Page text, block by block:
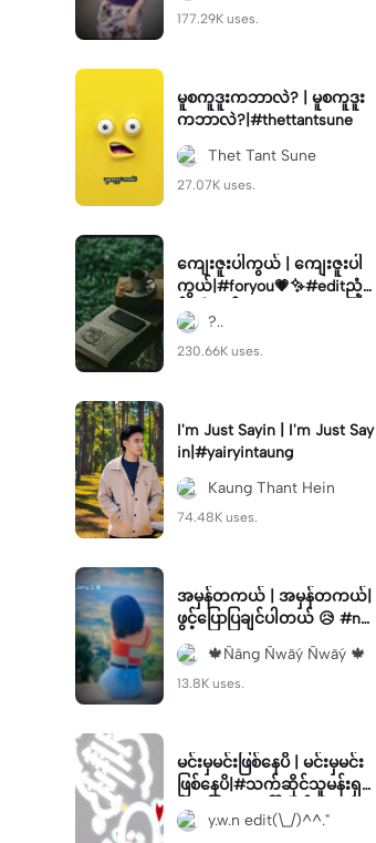
177.29K uses.
မူစကူဒူးကဘာလဲ? | မူစကူဒူး
ကဘာလဲ?|#thettantsune
Thet Tant Sune
27.07K uses.
ကျေးဇူးပါကွယ် | ကျေးဇူးပါ
ကွယ်|#foryou💗✨#editညံ့ခြ
င်းသီးခံပါ#kyawzinthaw#vir
al✨ ?..
230.66K uses.
I'm Just Sayin | I'm Just Say
in|#yairyintaung
Kaung Thant Hein
74.48K uses.
အမှန်တကယ် | အမှန်တကယ်|
ဖွင့်ပြောပြချင်ပါတယ် 😥 #nw
ay #foryou
🍁Ñâng Ñwãý Ñwãý 🍁
13.8K uses.
မင်းမှမင်းဖြစ်နေပိ | မင်းမှမင်း
ဖြစ်နေပိ|#သက်ဆိုင်သူမန်းရှ
င်းခေါ် #mtခေါ်လိုက်တော့ #
ရောက်စမ်းကွာ
y.w.n edit(\_/)^^."